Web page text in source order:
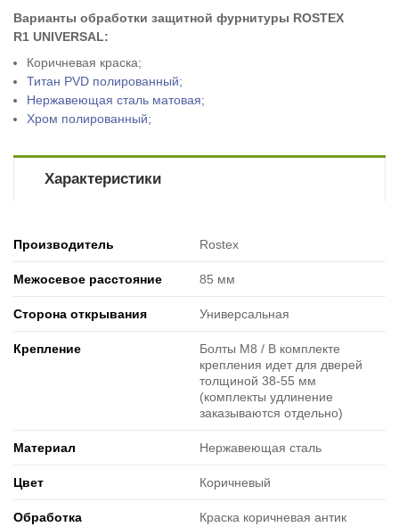
Варианты обработки защитной фурнитуры ROSTEX
R1 UNIVERSAL:
Коричневая краска;
Титан PVD полированный;
Нержавеющая сталь матовая;
Хром полированный;
Характеристики
Производитель Rostex
Межосевое расстояние 85 мм
Сторона открывания Универсальная
Крепление
Болты М8 / В комплекте
крепления идет для дверей
толщиной 38-55 мм
(комплекты удлинение
заказываются отдельно)
Материал Нержавеющая сталь
Цвет Коричневый
Обработка Краска коричневая антик